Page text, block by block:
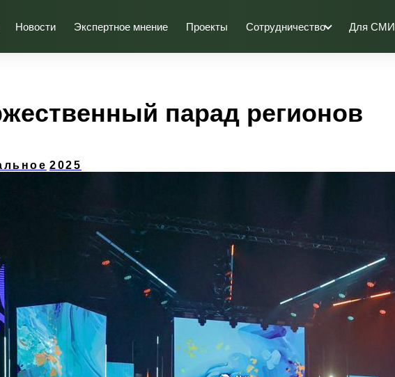
Новости Экспертное мнение Проекты Сотрудничество Для СМИ
парад регионов
2025